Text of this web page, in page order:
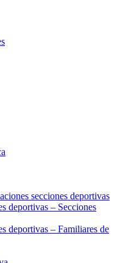
secciones deportivas
deportivas – Secciones
deportivas – Familiares de